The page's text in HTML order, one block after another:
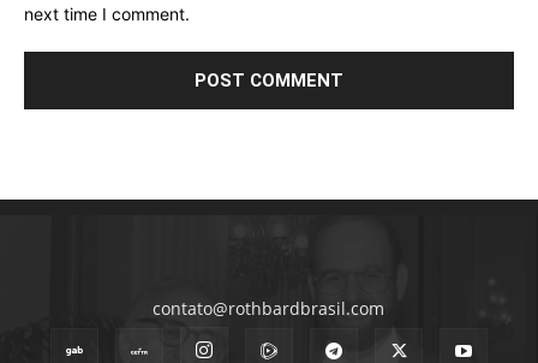
next time I comment.
contato@rothbardbrasil.com